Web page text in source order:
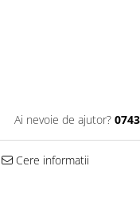
Ai nevoie de ajutor?
Cere informatii